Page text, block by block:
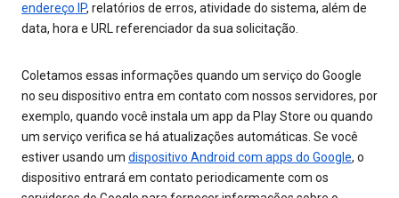
endereço IP, relatórios de erros, atividade do sistema, além de
data, hora e URL referenciador da sua solicitação.
Coletamos essas informações quando um serviço do Google
no seu dispositivo entra em contato com nossos servidores, por
exemplo, quando você instala um app da Play Store ou quando
um serviço verifica se há atualizações automáticas. Se você
estiver usando um dispositivo Android com apps do Google, o
dispositivo entrará em contato periodicamente com os